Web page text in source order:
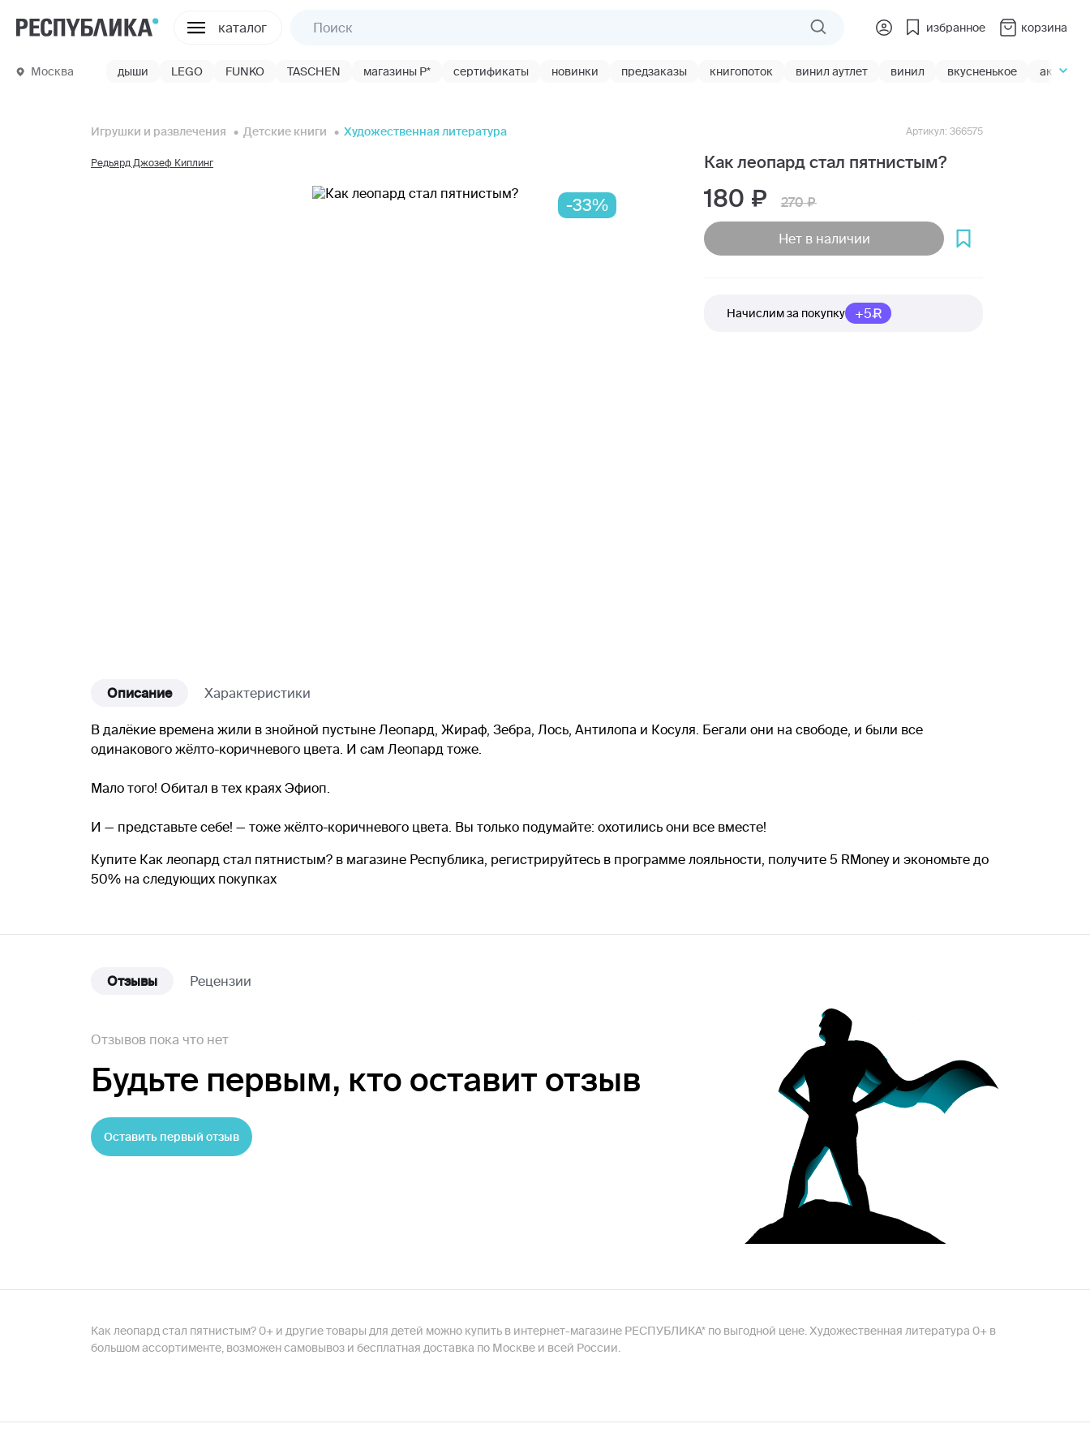
каталог избранное корзина
Москва дыши LEGO FUNKO TASCHEN магазины Р* сертификаты новинки предзаказы книгопоток винил аутлет винил вкусненькое акции
Игрушки и развлечения Детские книги Художественная литература
-33%
Редьярд Джозеф Киплинг Как леопард стал пятнистым?
Артикул: 366575
180 270
Нет в наличии
Начислим за покупку +5
Описание Характеристики
В далёкие времена жили в знойной пустыне Леопард, Жираф, Зебра, Лось, Антилопа и Косуля. Бегали они на свободе, и были все
одинакового жёлто-коричневого цвета. И сам Леопард тоже.
Мало того! Обитал в тех краях Эфиоп.
И — представьте себе! — тоже жёлто-коричневого цвета. Вы только подумайте: охотились они все вместе!
Купите Как леопард стал пятнистым? в магазине Республика, регистрируйтесь в программе лояльности, получите 5 RMoney и экономьте до
50% на следующих покупках
Отзывы Рецензии
Отзывов пока что нет
Будьте первым, кто оставит отзыв
Оставить первый отзыв
Как леопард стал пятнистым? 0+ и другие товары для детей можно купить в интернет-магазине РЕСПУБЛИКА* по выгодной цене. Художественная литература 0+ в
большом ассортименте, возможен самовывоз и бесплатная доставка по Москве и всей России.